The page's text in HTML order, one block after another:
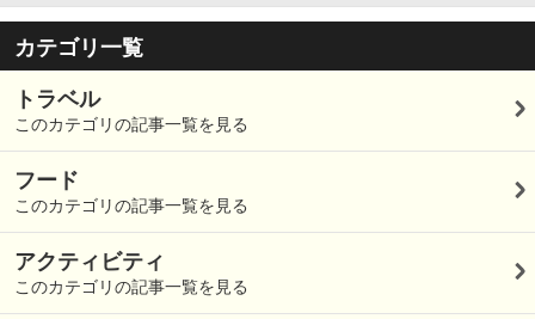
カテゴリ一覧
トラベル
このカテゴリの記事一覧を見る
フード
このカテゴリの記事一覧を見る
アクティビティ
このカテゴリの記事一覧を見る